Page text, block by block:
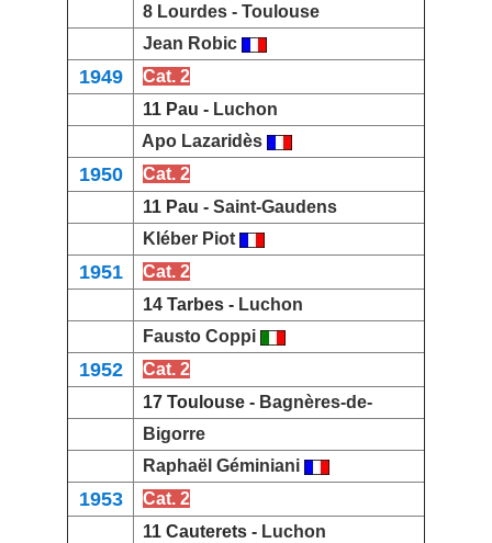
8 Lourdes - Toulouse
Jean Robic
1949
Cat. 2
11 Pau - Luchon
Apo Lazaridès
1950
Cat. 2
11 Pau - Saint-Gaudens
Kléber Piot
1951
Cat. 2
14 Tarbes - Luchon
Fausto Coppi
1952
Cat. 2
17 Toulouse - Bagnères-de-
Bigorre
Raphaël Géminiani
1953
Cat. 2
11 Cauterets - Luchon